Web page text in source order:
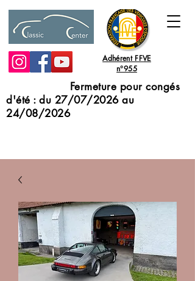
Adhérent FFVE
n°955
Fermeture pour congés
d'été : du 27/07/2026 au
24/08/2026